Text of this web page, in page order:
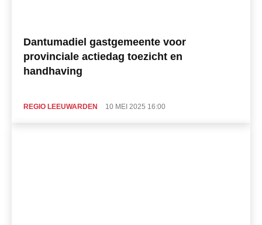
Dantumadiel gastgemeente voor
provinciale actiedag toezicht en
handhaving
REGIO LEEUWARDEN 10 MEI 2025 16:00